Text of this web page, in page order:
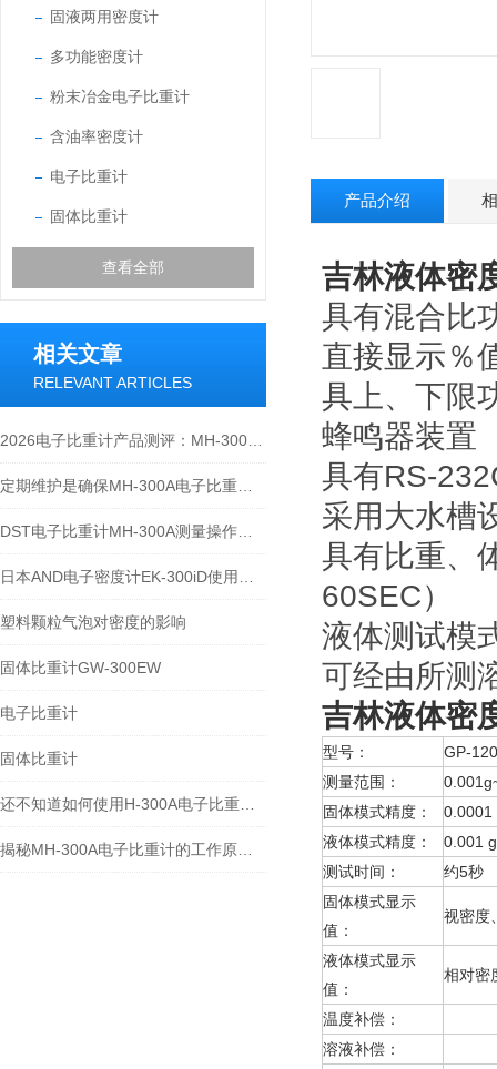
固液两用密度计
多功能密度计
粉末冶金电子比重计
含油率密度计
电子比重计
固体比重计
查看全部
相关文章
RELEVANT ARTICLES
塑料颗粒气泡对密度的影响
固体比重计GW-300EW
电子比重计
固体比重计
产品介绍
吉林液体密
具有混合比
直接显示％
具上、下限
蜂鸣器装置
具有RS-
采用大水槽
具有比重、
60SEC）
液体测试模
可经由所测
吉林液体密
型号：
GP-
测量范围：
固体模式精度：
0.0001
液体模式精度：
0.001
测试时间：
约5秒
固体模式显示
值：
视密度
液体模式显示
值：
相对密
温度补偿：
溶液补偿：